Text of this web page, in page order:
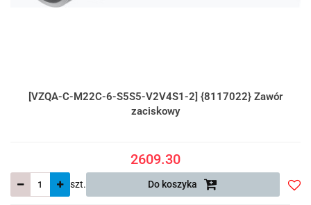
[VZQA-C-M22C-6-S5S5-V2V4S1-2] {8117022} Zawór
zaciskowy
2609.30
szt. Do koszyka